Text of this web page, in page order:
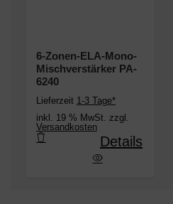
6-Zonen-ELA-Mono-
Mischverstärker PA-
6240
Lieferzeit 1-3 Tage*
inkl. 19 % MwSt. zzgl.
Versandkosten
ELA-Mono- Details